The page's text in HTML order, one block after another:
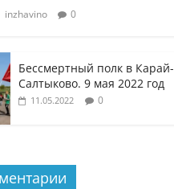
inzhavino 0
Бессмертный полк в Карай-
Салтыково. 9 мая 2022 год
11.05.2022 0